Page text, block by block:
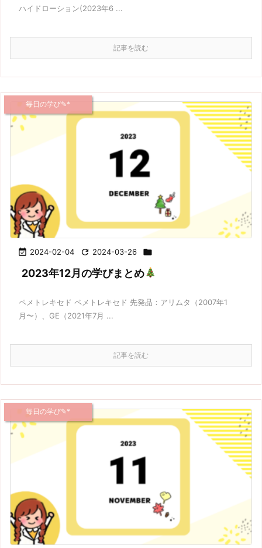
ハイドローション(2023年6 ...
記事を読む
 2024-02-04  2024-03-26 
毎日の学び✎*
2023年12月の学びまとめ
ペメトレキセド ペメトレキセド 先発品：アリムタ（2007年1
月〜）、GE（2021年7月 ...
記事を読む
毎日の学び✎*